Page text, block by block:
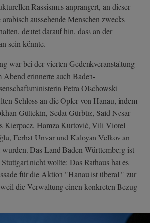
Rassismus anprangert, an dieser
arabisch aussehende Menschen zwecks
deutet darauf hin, dass an der
sein könnte.
war bei der vierten Gedenkveranstaltung
Abend erinnerte auch Baden-
Petra Olschowski
Schloss an die Opfer von Hanau, indem
Gültekin, Sedat Gürbüz, Said Nesar
Kierpacz, Hamza Kurtović, Vili Viorel
Ferhat Unvar und Kaloyan Velkov an
Das Land Baden-Württemberg ist
nicht wollte: Das Rathaus hat es
für die Aktion "Hanau ist überall" zur
die Verwaltung einen konkreten Bezug